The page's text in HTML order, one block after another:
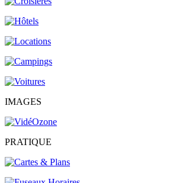
IMAGES
PRATIQUE